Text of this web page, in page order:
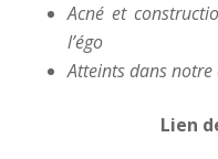
Acné et
l’égo
Atteints dans
Lien